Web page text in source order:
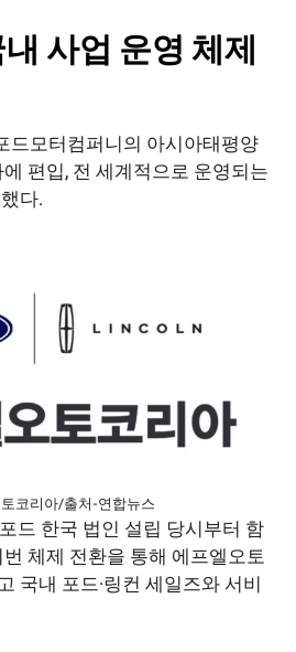
사업 운영 체제
드모터컴퍼니의 아시아태평양
편입, 전 세계적으로 운영되는
다.
코리아/출처-연합뉴스
드 한국 법인 설립 당시부터 함
체제 전환을 통해 에프엘오토
국내 포드·링컨 세일즈와 서비